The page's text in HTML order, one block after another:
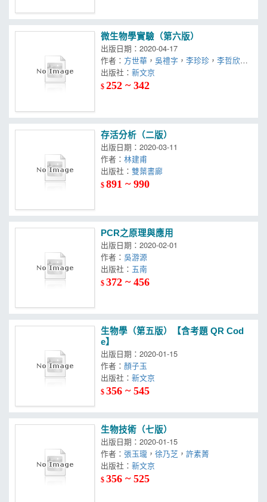
微生物學實驗（第六版）
出版日期：2020-04-17
作者：方世華 ，吳禮字 ，李珍珍 ，李哲欣，
洪千惠 ，陳筱晴
，鍾景光
出版社：
$252 ~ 342
存活分析（二版）
出版日期：2020-03-11
作者：林建甫
出版社：
$891 ~ 990
PCR之原理與應用
出版日期：2020-02-01
作者：吳游源
出版社：
$372 ~ 456
生物學（第五版）【含考題 QR Cod
e】
出版日期：2020-01-15
作者：顏子玉
出版社：
$356 ~ 545
生物技術（七版）
出版日期：2020-01-15
作者：張玉瓏 ，徐乃芝 ，許素菁
出版社：
$356 ~ 525